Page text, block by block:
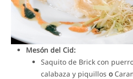
Mesón del Cid:
Saquito de Brick con
calabaza y piquilloso